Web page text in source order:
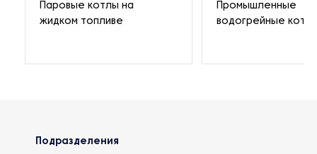
Паровые котлы на
жидком топливе
Промышленные
водогрейные
Подразделения